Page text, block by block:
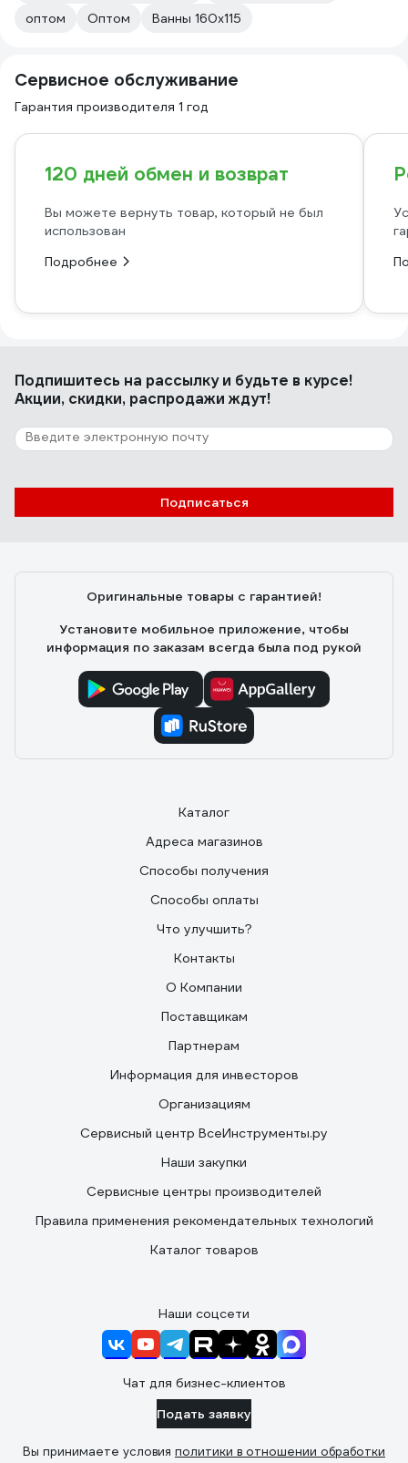
оптом
Оптом Ванны 160х115
Сервисное обслуживание
Гарантия производителя 1 год
120 дней обмен и возврат
Вы можете вернуть товар, который не был
использован
Подробнее
Подпишитесь на рассылкуи будьте в курсе!
Акции, скидки, распродажи ждут!
Подписаться
Оригинальные товары с гарантией!
Установите мобильное приложение, чтобы
информация по заказам всегда была под рукой
Каталог
Адреса магазинов
Способы получения
Способы оплаты
Что улучшить?
Контакты
О Компании
Поставщикам
Партнерам
Информация для инвесторов
Организациям
Сервисный центр ВсеИнструменты.ру
Наши закупки
Сервисные центры производителей
Правила применения рекомендательных технологий
Каталог товаров
Наши соцсети
Чат для бизнес-клиентов
Подать заявку
Вы принимаете условия политики в отношении обработки